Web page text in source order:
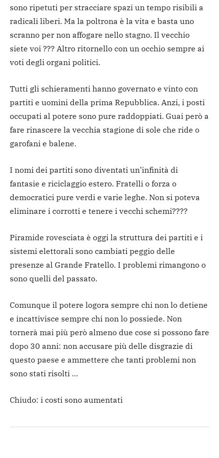
sono ripetuti per stracciare spazi un tempo risibili a
radicali liberi. Ma la poltrona è la vita e basta uno
scranno per non affogare nello stagno. Il vecchio
siete voi ??? Altro ritornello con un occhio sempre ai
voti degli organi politici.
Tutti gli schieramenti hanno governato e vinto con
partiti e uomini della prima Repubblica. Anzi, i posti
occupati al potere sono pure raddoppiati. Guai però a
fare rinascere la vecchia stagione di sole che ride o
garofani e balene.
I nomi dei partiti sono diventati un’infinità di
fantasie e riciclaggio estero. Fratelli o forza o
democratici pure verdi e varie leghe. Non si poteva
eliminare i corrotti e tenere i vecchi schemi????
Piramide rovesciata è oggi la struttura dei partiti e i
sistemi elettorali sono cambiati peggio delle
presenze al Grande Fratello. I problemi rimangono o
sono quelli del passato.
Comunque il potere logora sempre chi non lo detiene
e incattivisce sempre chi non lo possiede. Non
tornerà mai più però almeno due cose si possono fare
dopo 30 anni: non accusare più delle disgrazie di
questo paese e ammettere che tanti problemi non
sono stati risolti …
Chiudo: i costi sono aumentati